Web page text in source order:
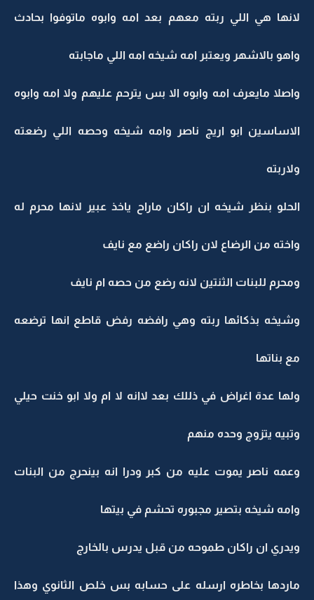
لانها هي اللي ربته معهم بعد امه وابوه ماتوفوا بحادث
واهو بالاشهر ويعتبر امه شيخه امه اللي ماجابته
واصلا مايعرف امه وابوه الا بس يترحم عليهم ولا امه وابوه
الاساسين ابو اريج ناصر وامه شيخه وحصه اللي رضعته
ولاربته
الحلو بنظر شيخه ان راكان ماراح ياخذ عبير لانها محرم له
واخته من الرضاع لان راكان راضع مع نايف
ومحرم للبنات الثنتين لانه رضع من حصه ام نايف
وشيخه بذكائها ربته وهي رافضه رفض قاطع انها ترضعه
مع بناتها
ولها عدة اغراض في ذللك بعد لاانه لا ام ولا ابو خنت حيلي
وتبيه يتزوج وحده منهم
وعمه ناصر يموت عليه من كبر ودرا انه بينحرج من البنات
وامه شيخه بتصير مجبوره تحشم في بيتها
ويدري ان راكان طموحه من قبل يدرس بالخارج
ماردها بخاطره ارسله على حسابه بس خلص الثانوي وهذا